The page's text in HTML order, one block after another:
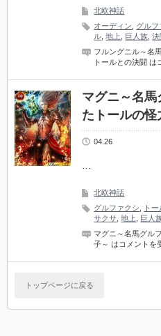
北欧神話
オーディン
グルフ
ル ,地上 巨人族 ,決
フルングニル～名
トールとの決闘 は
マグニ～名馬
たトールの怪
04.26
…
北欧神話
グルファクシ
トー
サクサ ,地上 巨人
マグニ～名馬グル
子～ は コメントを
トップページに戻る